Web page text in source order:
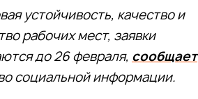
устойчивость, качество и
рабочих мест, заявки
до 26 февраля, сообщает
социальной информации.